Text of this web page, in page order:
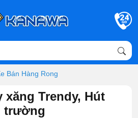
Bán Hàng Rong
xăng Trendy, Hút
trường